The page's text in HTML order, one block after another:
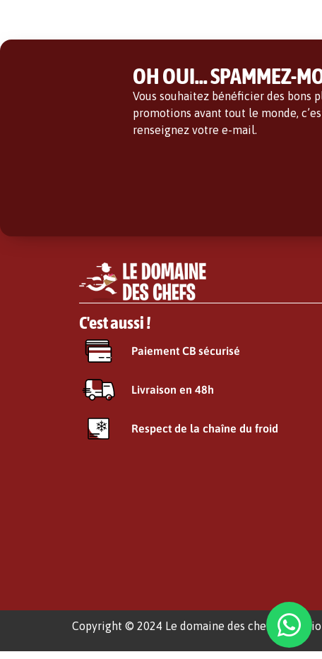
OH OUI... SPAMMEZ-
Vous souhaitez bénéficier des bons
promotions avant tout le monde,
renseignez votre e-mail.
C'est aussi !
Paiement CB sécurisé
Livraison en 48h
Respect de la chaîne du froid
Copyright © 2024 Le domaine des chefs |